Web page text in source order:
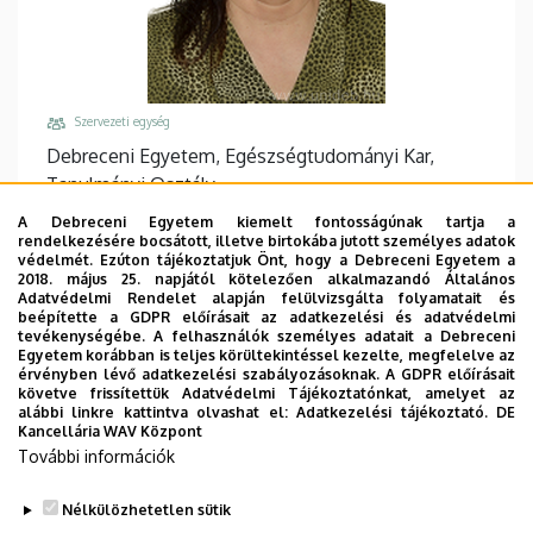
Szervezeti egység
Debreceni Egyetem, Egészségtudományi Kar,
Tanulmányi Osztály
Központi telefonszám, mellék
+36 42 404 411 / 78142
Email
andrasne.erika@etk.unideb.hu
Cím
4400 Nyíregyháza Sóstói út 2
Épület, emelet, ajtó
Egészségtudományi Kar "D" épület
Weboldalak
A Debreceni Egyetem kiemelt fontosságúnak tartja a
rendelkezésére bocsátott, illetve birtokába jutott személyes adatok
védelmét. Ezúton tájékoztatjuk Önt, hogy a Debreceni Egyetem a
2018. május 25. napjától kötelezően alkalmazandó Általános
Adatvédelmi Rendelet alapján felülvizsgálta folyamatait és
beépítette a GDPR előírásait az adatkezelési és adatvédelmi
tevékenységébe. A felhasználók személyes adatait a Debreceni
Egyetem korábban is teljes körültekintéssel kezelte, megfelelve az
érvényben lévő adatkezelési szabályozásoknak. A GDPR előírásait
követve frissítettük Adatvédelmi Tájékoztatónkat, amelyet az
alábbi linkre kattintva olvashat el:Adatkezelési tájékoztató. DE
Kancellária WAV Központ
További információk
Nélkülözhetetlen sütik